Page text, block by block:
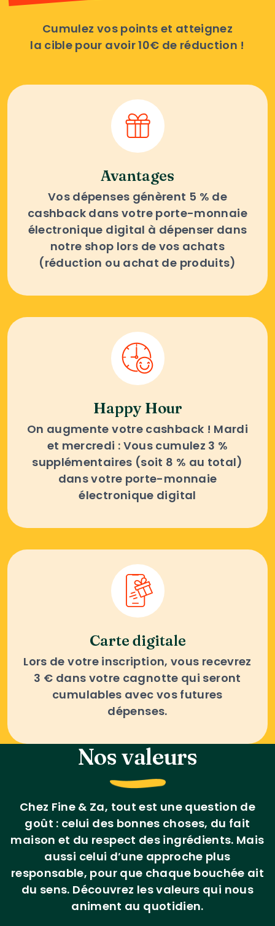
Cumulez vos points et atteignez
la cible pour avoir 10€ de réduction !
Avantages
Vos dépenses génèrent 5 % de
cashback dans votre porte-monnaie
électronique digital à dépenser dans
notre shop lors de vos achats
(réduction ou achat de produits)
Happy Hour
On augmente votre cashback ! Mardi
et mercredi : Vous cumulez 3 %
supplémentaires (soit 8 % au total)
dans votre porte-monnaie
électronique digital
Carte digitale
Lors de votre inscription, vous recevrez
3 € dans votre cagnotte qui seront
cumulables avec vos futures
dépenses.
Nos valeurs
Chez Fine & Za, tout est une question de
goût : celui des bonnes choses, du fait
maison et du respect des ingrédients. Mais
aussi celui d’une approche plus
responsable, pour que chaque bouchée ait
du sens. Découvrez les valeurs qui nous
animent au quotidien.